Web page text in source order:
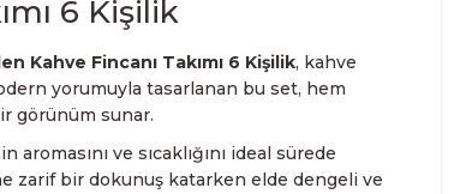
6 Kişilik
Kahve Fincanı Takımı 6 Kişilik, kahve
yorumuyla tasarlanan bu set, hem
görünüm sunar.
ve sıcaklığını ideal sürede
zarif bir dokunuş katarken elde dengeli ve